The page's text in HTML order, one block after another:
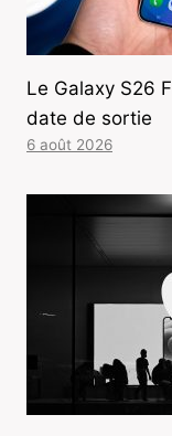
Le Galaxy S26
date de sortie
6 août 2026